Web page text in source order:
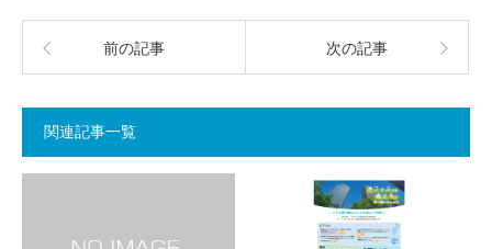
前の記事 次の記事
関連記事一覧